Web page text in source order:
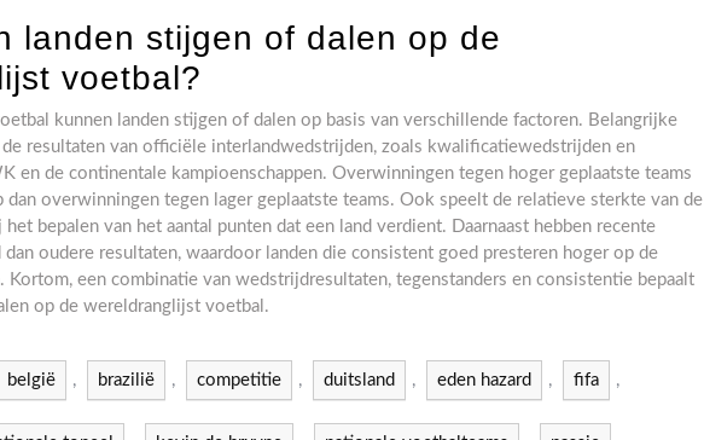
landen stijgen of dalen op de
voetbal?
kunnen landen stijgen of dalen op basis van verschillende factoren. Belangrijke
resultaten van officiële interlandwedstrijden, zoals kwalificatiewedstrijden en
en de continentale kampioenschappen. Overwinningen tegen hoger geplaatste teams
dan overwinningen tegen lager geplaatste teams. Ook speelt de relatieve sterkte van de
bepalen van het aantal punten dat een land verdient. Daarnaast hebben recente
oudere resultaten, waardoor landen die consistent goed presteren hoger op de
Kortom, een combinatie van wedstrijdresultaten, tegenstanders en consistentie bepaalt
op de wereldranglijst voetbal.
belgië , brazilië , competitie , duitsland , eden hazard , fifa ,